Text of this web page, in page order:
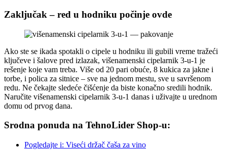
Zaključak – red u hodniku počinje ovde
Ako ste se ikada spotakli o cipele u hodniku ili gubili vreme tražeći
ključeve i šalove pred izlazak, višenamenski cipelarnik 3-u-1 je
rešenje koje vam treba. Više od 20 pari obuće, 8 kukica za jakne i
torbe, i polica za sitnice – sve na jednom mestu, sve u savršenom
redu. Ne čekajte sledeće čišćenje da biste konačno sredili hodnik.
Naručite višenamenski cipelarnik 3-u-1 danas i uživajte u urednom
domu od prvog dana.
Srodna ponuda na TehnoLider Shop-u:
Pogledajte i: Viseći držač čaša za vino